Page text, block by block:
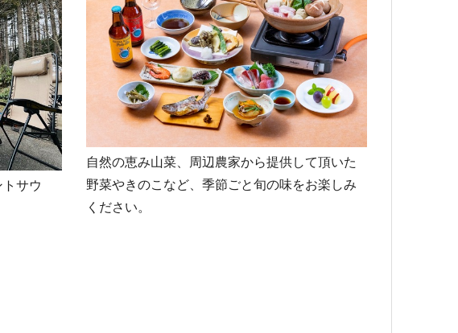
サウ
自然の恵み山菜、周辺農家から提供して頂いた
野菜やきのこなど、季節ごと旬の味をお楽しみ
ください。